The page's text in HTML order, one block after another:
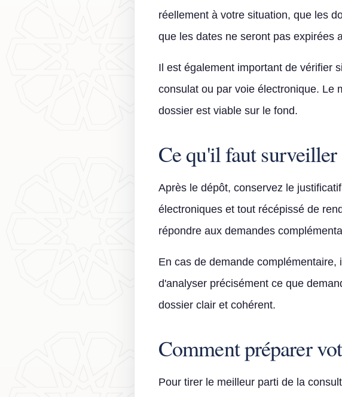
réellement à votre situation, que les
que les dates ne seront pas expirées
Il est également important de vérifier
consulat ou par voie électronique. Le
dossier est viable sur le fond.
Ce qu'il faut surveiller
Après le dépôt, conservez le
électroniques et tout récépissé de
répondre aux demandes
En cas de demande
d'analyser précisément ce que
dossier clair et cohérent.
Comment préparer
Pour tirer le meilleur parti de la